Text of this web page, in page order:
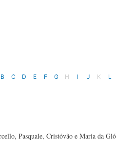
B C D E F G H I J K L
Pasquale, Cristóvão e Maria da